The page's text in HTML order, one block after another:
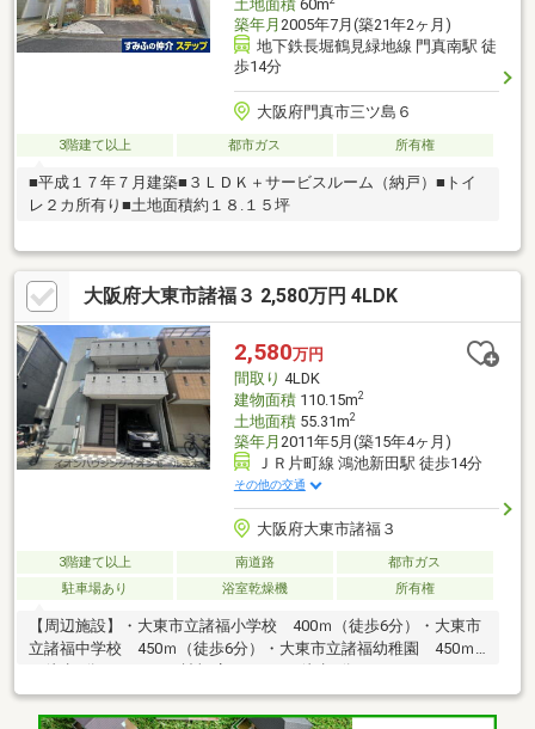
土地面積60m
築年月 2005年7月(築21年2ヶ月)
地下鉄長堀鶴見緑地線 門真南駅 徒
歩14分
大阪府門真市三ツ島６
3階建て以上 都市ガス 所有権
■平成１７年７月建築■３ＬＤＫ＋サービスルーム（納戸）■トイ
レ２カ所有り■土地面積約１８.１５坪
大阪府大東市諸福３ 2,580万円 4LDK
2,580万円
間取り 4LDK
建物面積110.15m2
土地面積55.31m2
築年月 2011年5月(築15年4ヶ月)
ＪＲ片町線 鴻池新田駅 徒歩14分
その他の交通
大阪府大東市諸福３
3階建て以上 南道路
都市ガス
駐車場あり
浴室乾燥機 所有権
【周辺施設】・大東市立諸福小学校 400ｍ（徒歩6分）・大東市
立諸福中学校 450ｍ（徒歩6分）・大東市立諸福幼稚園 450ｍ
ート大東諸福店 400ｍ（徒歩6分）・セブンイレブン大東諸福1
丁目店 290ｍ（徒歩4分）・ドラッグアカカベ諸福店 400ｍ